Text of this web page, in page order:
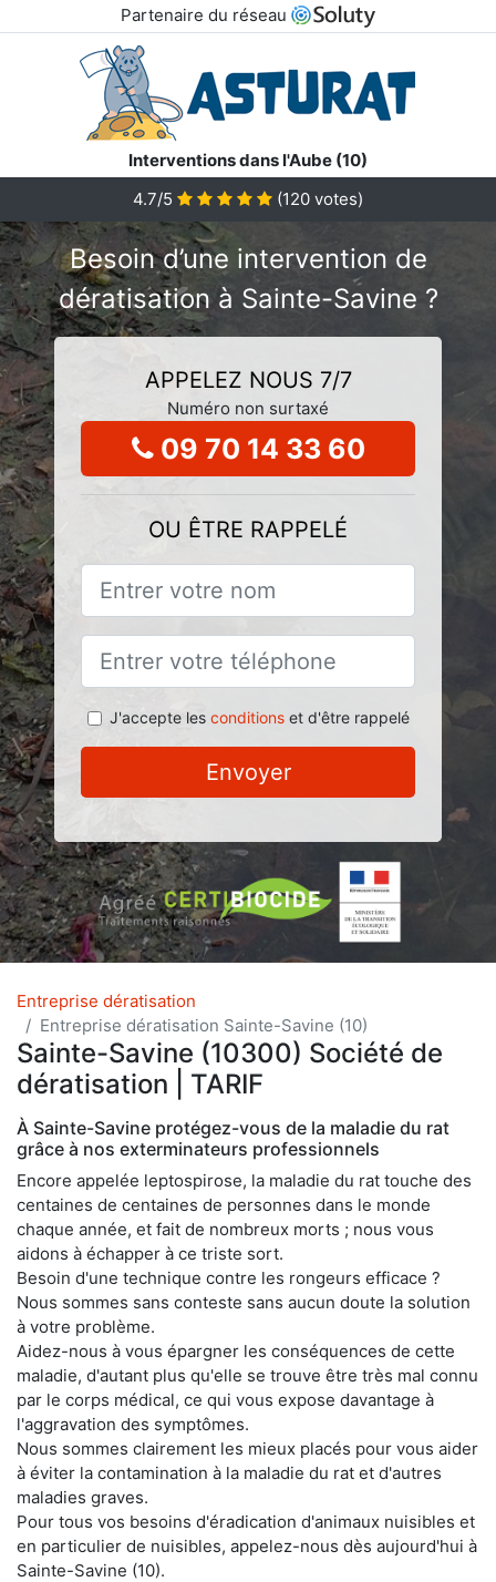
Partenaire du réseau
Interventions dans l'Aube (10)
4.7/5
(120 votes)
Besoin d’une intervention de
dératisation à Sainte-Savine ?
APPELEZ NOUS 7/7
Numéro non surtaxé
09 70 14 33 60
OU ÊTRE RAPPELÉ
J'accepte les conditionset d'être rappelé
Envoyer
Entreprise dératisation
Entreprise dératisation Sainte-Savine (10)
Sainte-Savine (10300) Société de
dératisation | TARIF
À Sainte-Savine protégez-vous de la maladie du rat
grâce à nos exterminateurs professionnels
Encore appelée leptospirose, la maladie du rat touche des
centaines de centaines de personnes dans le monde
chaque année, et fait de nombreux morts ; nous vous
aidons à échapper à ce triste sort.
Besoin d'une technique contre les rongeurs efficace ?
Nous sommes sans conteste sans aucun doute la solution
à votre problème.
Aidez-nous à vous épargner les conséquences de cette
maladie, d'autant plus qu'elle se trouve être très mal connu
par le corps médical, ce qui vous expose davantage à
l'aggravation des symptômes.
Nous sommes clairement les mieux placés pour vous aider
à éviter la contamination à la maladie du rat et d'autres
maladies graves.
Pour tous vos besoins d'éradication d'animaux nuisibles et
en particulier de nuisibles, appelez-nous dès aujourd'hui à
Sainte-Savine (10).